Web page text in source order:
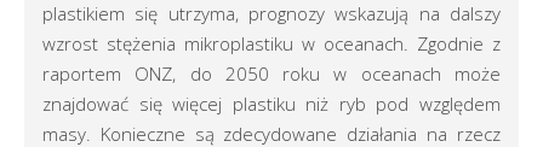
plastikiem się utrzyma, prognozy wskazują na dalszy
wzrost stężenia mikroplastiku w oceanach. Zgodnie z
raportem ONZ, do 2050 roku w oceanach może
znajdować się więcej plastiku niż ryb pod względem
masy. Konieczne są zdecydowane działania na rzecz